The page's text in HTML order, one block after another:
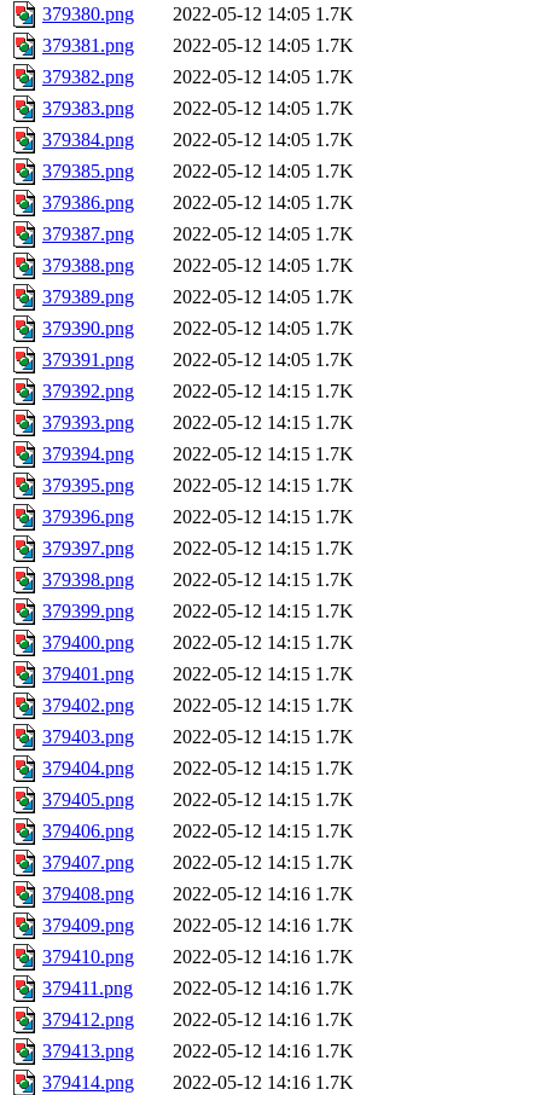
379380.png
2022-05-12 14:05 1.7K
379381.png
2022-05-12 14:05 1.7K
379382.png
2022-05-12 14:05 1.7K
379383.png
2022-05-12 14:05 1.7K
379384.png
2022-05-12 14:05 1.7K
379385.png
2022-05-12 14:05 1.7K
379386.png
2022-05-12 14:05 1.7K
379387.png
2022-05-12 14:05 1.7K
379388.png
2022-05-12 14:05 1.7K
379389.png
2022-05-12 14:05 1.7K
379390.png
2022-05-12 14:05 1.7K
379391.png
2022-05-12 14:05 1.7K
379392.png
2022-05-12 14:15 1.7K
379393.png
2022-05-12 14:15 1.7K
379394.png
2022-05-12 14:15 1.7K
379395.png
2022-05-12 14:15 1.7K
379396.png
2022-05-12 14:15 1.7K
379397.png
2022-05-12 14:15 1.7K
379398.png
2022-05-12 14:15 1.7K
379399.png
2022-05-12 14:15 1.7K
379400.png
2022-05-12 14:15 1.7K
379401.png
2022-05-12 14:15 1.7K
379402.png
2022-05-12 14:15 1.7K
379403.png
2022-05-12 14:15 1.7K
379404.png
2022-05-12 14:15 1.7K
379405.png
2022-05-12 14:15 1.7K
379406.png
2022-05-12 14:15 1.7K
379407.png
2022-05-12 14:15 1.7K
379408.png
2022-05-12 14:16 1.7K
379409.png
2022-05-12 14:16 1.7K
379410.png
2022-05-12 14:16 1.7K
379411.png
2022-05-12 14:16 1.7K
379412.png
2022-05-12 14:16 1.7K
379413.png
2022-05-12 14:16 1.7K
379414.png
2022-05-12 14:16 1.7K